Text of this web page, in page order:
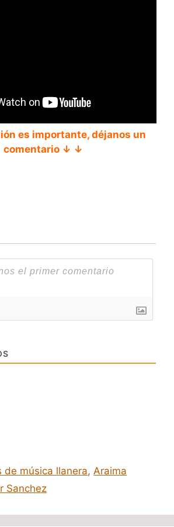
es importante, déjanos un
comentario ↓ ↓
de música llanera, Araima
Sanchez